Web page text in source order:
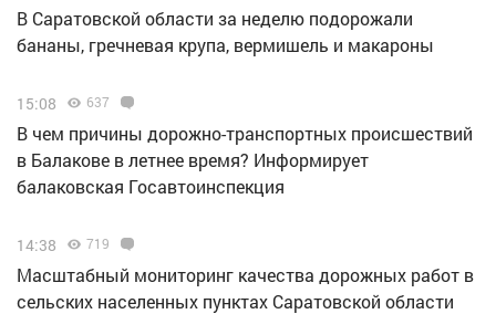
В Саратовской области за неделю подорожали
бананы, гречневая крупа, вермишель и макароны
15:08 637
В чем причины дорожно-транспортных происшествий
в Балакове в летнее время? Информирует
балаковская Госавтоинспекция
14:38 719
Масштабный мониторинг качества дорожных работ в
сельских населенных пунктах Саратовской области